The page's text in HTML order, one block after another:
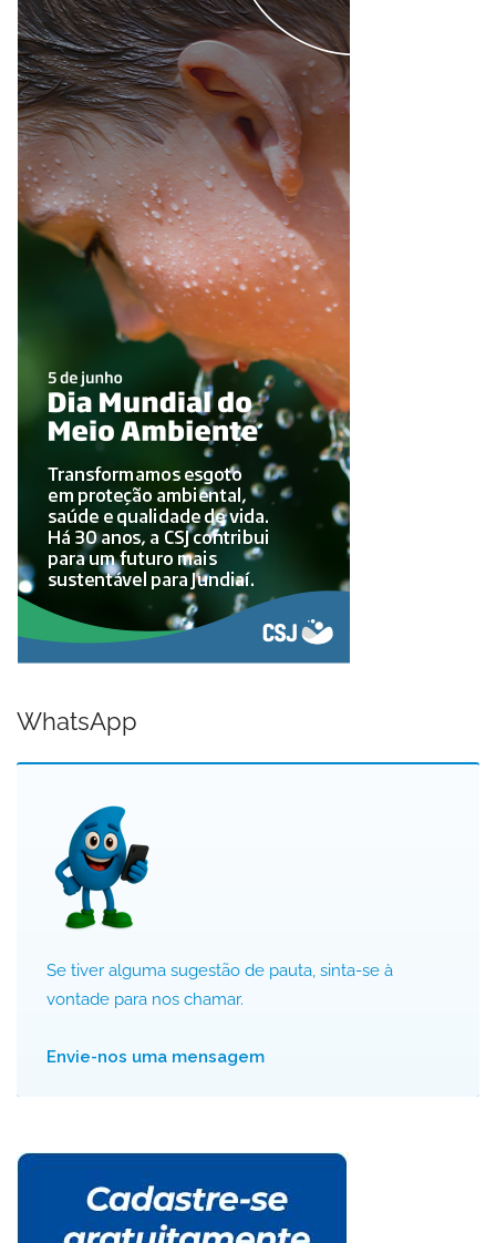
WhatsApp
Se tiver alguma sugestão de pauta, sinta-se à
vontade para nos chamar.
Envie-nos uma mensagem